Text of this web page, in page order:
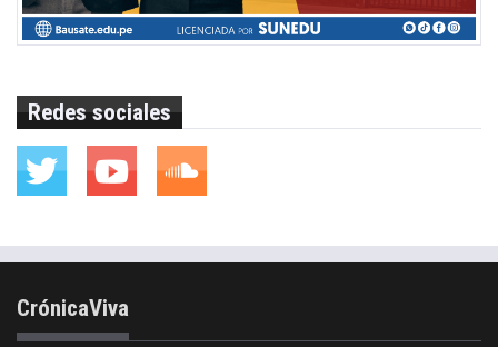
Redes sociales
CrónicaViva